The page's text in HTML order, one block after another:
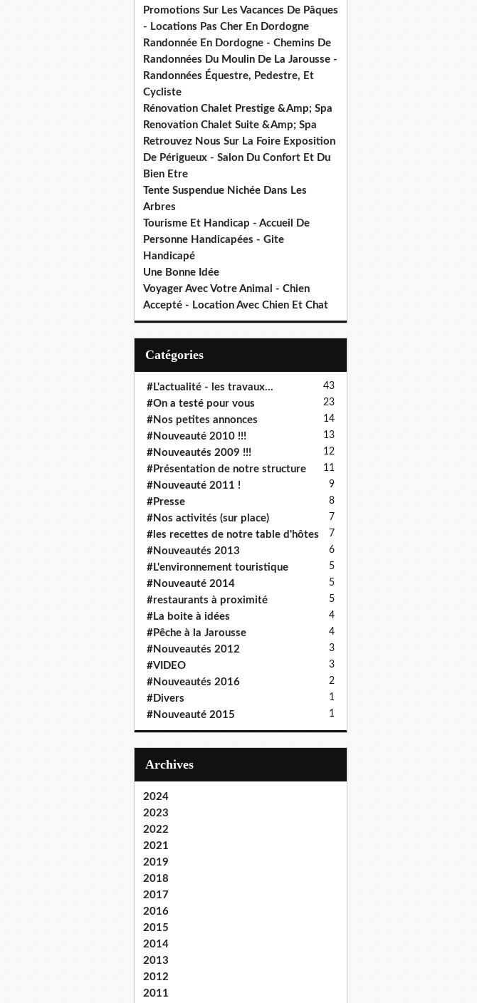
Promotions Sur Les Vacances De Pâques
- Locations Pas Cher En Dordogne
Randonnée En Dordogne - Chemins De
Randonnées Du Moulin De La Jarousse -
Randonnées Équestre, Pedestre, Et
Cycliste
Rénovation Chalet Prestige &Amp; Spa
Renovation Chalet Suite &Amp; Spa
Retrouvez Nous Sur La Foire Exposition
De Périgueux - Salon Du Confort Et Du
Bien Etre
Tente Suspendue Nichée Dans Les
Arbres
Tourisme Et Handicap - Accueil De
Personne Handicapées - Gite
Handicapé
Une Bonne Idée
Voyager Avec Votre Animal - Chien
Accepté - Location Avec Chien Et Chat
Catégories
#L'actualité - les travaux... 43
#On a testé pour vous 23
#Nos petites annonces 14
#Nouveauté 2010 !!! 13
#Nouveautés 2009 !!! 12
#Présentation de notre structure 11
#Nouveauté 2011 ! 9
#Presse 8
#Nos activités (sur place) 7
#les recettes de notre table d'hôtes 7
#Nouveautés 2013 6
#L'environnement touristique 5
#Nouveauté 2014 5
#restaurants à proximité 5
#La boite à idées 4
#Pêche à la Jarousse 4
#Nouveautés 2012 3
#VIDEO 3
#Nouveautés 2016 2
#Divers 1
#Nouveauté 2015 1
Archives
2024
2023
2022
2021
2019
2018
2017
2016
2015
2014
2013
2012
2011